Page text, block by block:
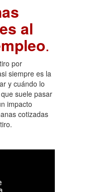
al
.
por
siempre es la
y cuándo lo
suele pasar
impacto
cotizadas